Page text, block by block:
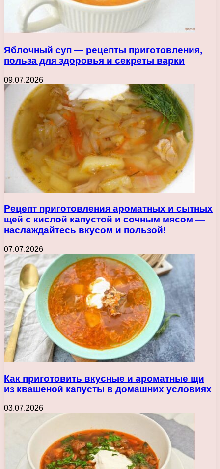
Яблочный суп — рецепты приготовления,
польза для здоровья и секреты варки
09.07.2026
Рецепт приготовления ароматных и сытных
щей с кислой капустой и сочным мясом —
наслаждайтесь вкусом и пользой!
07.07.2026
Как приготовить вкусные и ароматные щи
из квашеной капусты в домашних условиях
03.07.2026